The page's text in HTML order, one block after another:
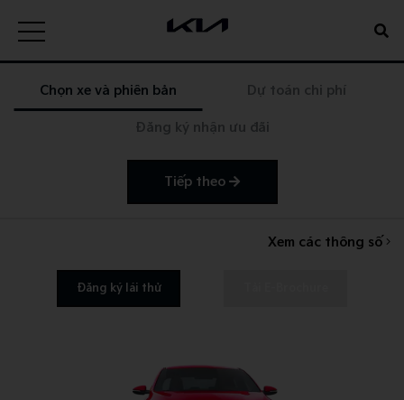
Chọn xe và phiên bản Dự toán chi phí
Đăng ký nhận ưu đãi
Tiếp theo
Xem các thông số
Đăng ký lái thử